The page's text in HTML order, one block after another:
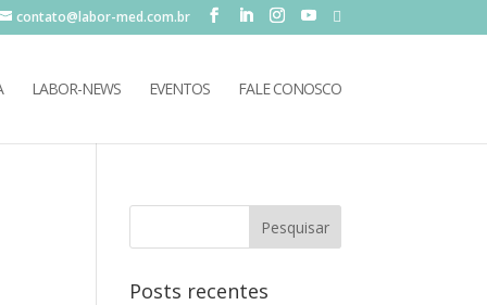
contato@labor-med.com.br
LABOR-NEWS EVENTOS FALE CONOSCO
Posts recentes